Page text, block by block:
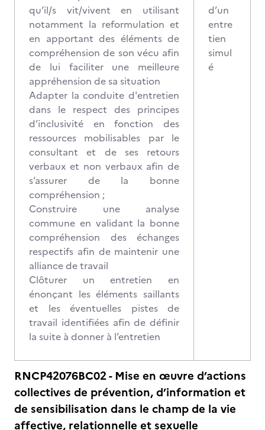
qu’il/s vit/vivent en utilisant
notamment la reformulation et
en apportant des éléments de
compréhension de son vécu afin
de lui faciliter une meilleure
appréhension de sa situation
Adapter la conduite d'entretien
dans le respect des principes
d’inclusivité en fonction des
ressources mobilisables par le
consultant et de ses retours
verbaux et non verbaux afin de
s’assurer de la bonne
compréhension ;
Construire une analyse
commune en validant la bonne
compréhension des échanges
respectifs afin de maintenir une
alliance de travail
Clôturer un entretien en
énonçant les éléments saillants
et les éventuelles pistes de
travail identifiées afin de définir
la suite à donner à l’entretien
d’un
entre
tien
simul
é
RNCP42076BC02 - Mise en œuvre d’actions
collectives de prévention, d’information et
de sensibilisation dans le champ de la vie
affective, relationnelle et sexuelle